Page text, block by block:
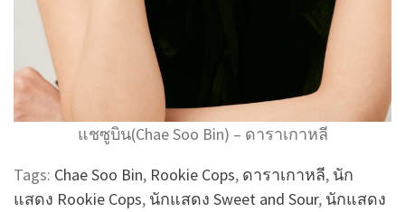
แชซูบิน(Chae Soo Bin) – ดาราเกาหลี
Tags: Chae Soo Bin, Rookie Cops, ดาราเกาหลี, นัก
แสดง Rookie Cops, นักแสดง Sweet and Sour, นักแสดง